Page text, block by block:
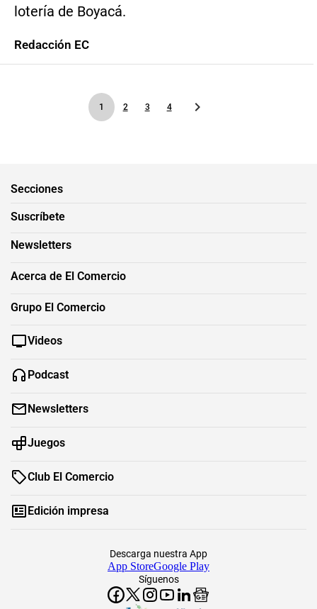
lotería de Boyacá.
Redacción EC
1 2 3 4
Secciones
Suscríbete
Newsletters
Acerca de El Comercio
Grupo El Comercio
Videos
Podcast
Newsletters
Juegos
Club El Comercio
Edición impresa
Síguenos
Descarga nuestra App
App StoreGoogle Play